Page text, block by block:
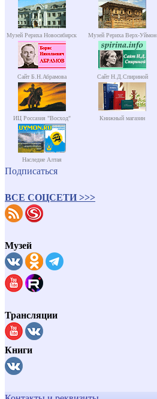
Музей Рериха Новосибирск Музей Рериха Верх-Уймон
Сайт Б.Н.Абрамова Сайт Н.Д.Спириной
ИЦ Россазия "Восход" Книжный магазин
Наследие Алтая
Подписаться
ВСЕ СОЦСЕТИ >>>
Музей
Трансляции
Книги